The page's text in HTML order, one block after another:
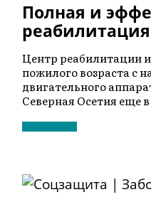
Полная и
реабилитация
Центр реабилитации
пожилого возраста с
двигательного
Северная Осетия еще в